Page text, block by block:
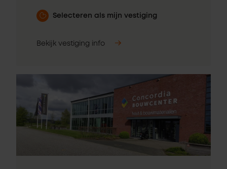
Selecteren als mijn vestiging
Bekijk vestiging info